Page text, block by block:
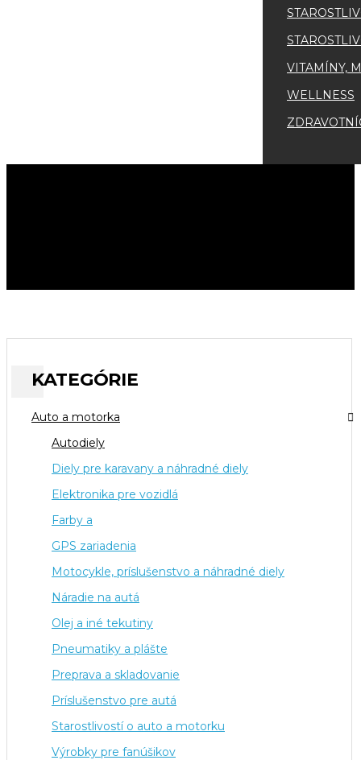
VITAMÍNY,
WELLNESS
KATEGÓRIE
Auto a motorka
Autodiely
Diely pre karavany a náhradné diely
Elektronika pre vozidlá
Farby a
GPS zariadenia
Motocykle, príslušenstvo a náhradné diely
Náradie na autá
Olej a iné tekutiny
Pneumatiky a plášte
Preprava a skladovanie
Príslušenstvo pre autá
Starostlivostí o auto a motorku
Výrobky pre fanúšikov